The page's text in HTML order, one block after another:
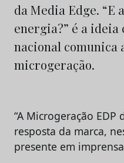
da Media Edge. “E
energia?” é a
nacional comunica
microgeração.
“A Microgeração EDP
resposta da marca,
presente em